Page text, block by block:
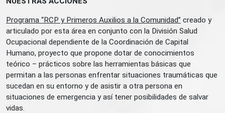
Programa “RCP y Primeros Auxilios a la Comunidad” creado y
articulado por esta área en conjunto con la División Salud
Ocupacional dependiente de la Coordinación de Capital
Humano, proyecto que propone dotar de conocimientos
teórico – prácticos sobre las herramientas básicas que
permitan a las personas enfrentar situaciones traumáticas que
sucedan en su entorno y de asistir a otra persona en
situaciones de emergencia y así tener posibilidades de salvar
vidas.